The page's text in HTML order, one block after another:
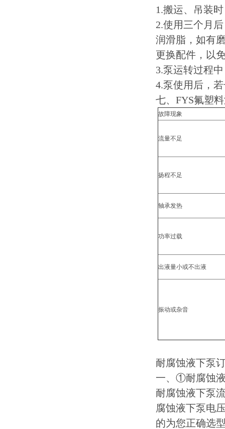
1.搬运、吊装
2.使用三个月
润滑脂，如有
更换配件，以
3.泵运转过程
4.泵使用后，
七、FYS氟塑
故障现象
流量不足
扬程不足
轴承发热
功率过载
出液量小或不出液
振动或杂音
耐腐蚀液下泵
一、①耐腐蚀
耐腐蚀液下泵
腐蚀液下泵电
的为您正确选